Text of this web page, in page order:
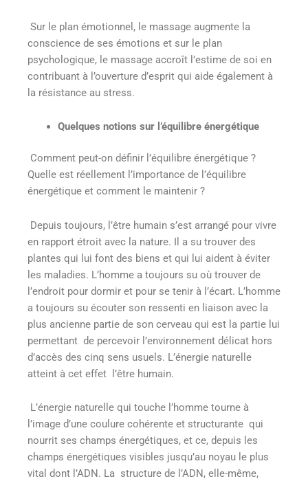
Sur le plan émotionnel, le massage augmente la
conscience de ses émotions et sur le plan
psychologique, le massage accroît l’estime de soi en
contribuant à l’ouverture d’esprit qui aide également à
la résistance au stress.
Quelques notions sur l’équilibre énergétique
Comment peut-on définir l’équilibre énergétique ?
Quelle est réellement l’importance de l’équilibre
énergétique et comment le maintenir ?
Depuis toujours, l’être humain s’est arrangé pour vivre
en rapport étroit avec la nature. Il a su trouver des
plantes qui lui font des biens et qui lui aident à éviter
les maladies. L’homme a toujours su où trouver de
l’endroit pour dormir et pour se tenir à l’écart. L’homme
a toujours su écouter son ressenti en liaison avec la
plus ancienne partie de son cerveau qui est la partie lui
permettant de percevoir l’environnement délicat hors
d’accès des cinq sens usuels. L’énergie naturelle
atteint à cet effet l’être humain.
L’énergie naturelle qui touche l’homme tourne à
l’image d’une coulure cohérente et structurante qui
nourrit ses champs énergétiques, et ce, depuis les
champs énergétiques visibles jusqu’au noyau le plus
vital dont l’ADN. La structure de l’ADN, elle-même,